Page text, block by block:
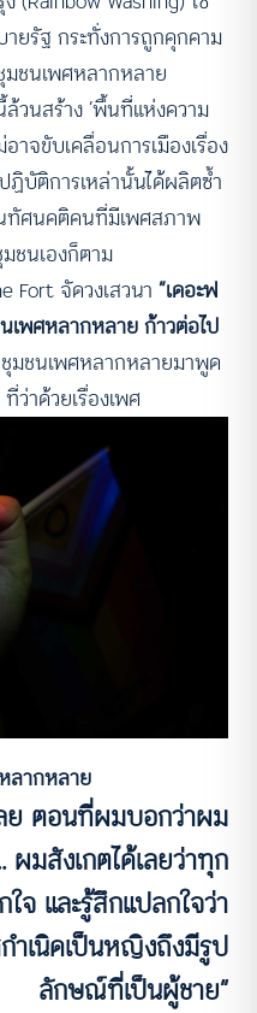
ยรัฐ กระทั่งการถูกคุกคาม
มชนเพศหลากหลาย
วนสร้าง ‘พื้นที่แห่งความ
าจขับเคลื่อนการเมืองเรื่อง
ฏิบัติการเหล่านั้นได้ผลิตซ้ำ
ทัศนคติคนที่มีเพศสภาพ
ชนเองก็ตาม
Fort จัดวงเสวนา “เดอะฟ
เพศหลากหลาย ก้าวต่อไป
มชนเพศหลากหลายมาพูด
ว่าด้วยเรื่องเพศ
ลากหลาย
ย ตอนที่ผมบอกว่าผม
มสังเกตได้เลยว่าทุก
จ และรู้สึกแปลกใจว่า
ำเนิดเป็นหญิงถึงมีรูป
ลักษณ์ที่เป็นผู้ชาย”